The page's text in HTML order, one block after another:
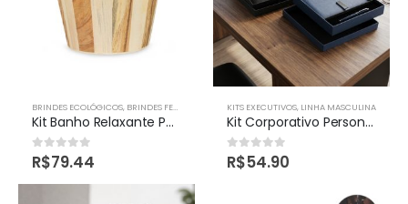
BRINDES ECOLÓGICOS, BRINDES FEMININOS LINHA MASCULINA
Kit Banho Relaxante Personalizado Com 6 Peças
0out of 5
R$79.44
KITS EXECUTIVOS, LINHA MASCULINA
Kit Corporativo Personalizado
0out of 5
R$54.90